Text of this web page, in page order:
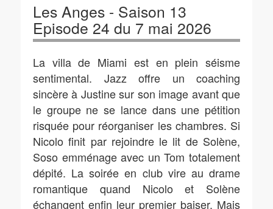
Les Anges - Saison 13
Episode 24 du 7 mai 2026
La villa de Miami est en plein séisme
sentimental. Jazz offre un coaching
sincère à Justine sur son image avant que
le groupe ne se lance dans une pétition
risquée pour réorganiser les chambres. Si
Nicolo finit par rejoindre le lit de Solène,
Soso emménage avec un Tom totalement
dépité. La soirée en club vire au drame
romantique quand Nicolo et Solène
échangent enfin leur premier baiser. Mais